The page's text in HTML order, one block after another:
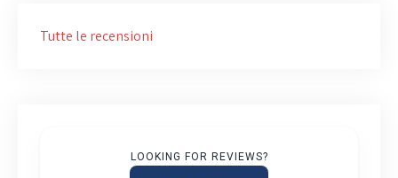
Tutte le recensioni
LOOKING FOR REVIEWS?